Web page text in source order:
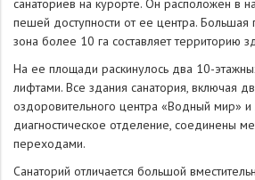
санаториев на курорте. Он расположен в
пешей доступности от ее центра. Большая
зона более 10 га составляет территорию
На ее площади раскинулось два 10-
лифтами. Все здания санатория, включая
оздоровительного центра «Водный мир»
диагностическое отделение, соединены
переходами.
Санаторий отличается большой